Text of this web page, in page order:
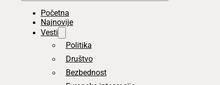
Početna
Najnovije
Vesti
Politika
Društvo
Bezbednost